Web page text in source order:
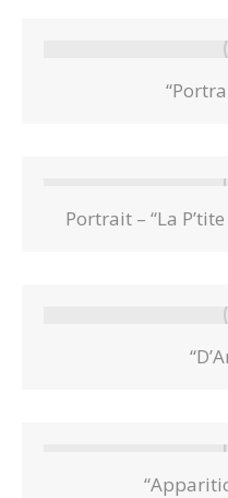
Portrait – “La